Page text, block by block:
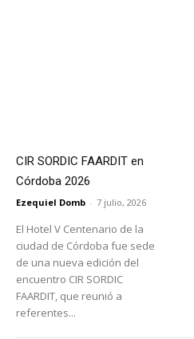
CIR SORDIC FAARDIT en
Córdoba 2026
Ezequiel Domb - 7 julio, 2026
El Hotel V Centenario de la
ciudad de Córdoba fue sede
de una nueva edición del
encuentro CIR SORDIC
FAARDIT, que reunió a
referentes...